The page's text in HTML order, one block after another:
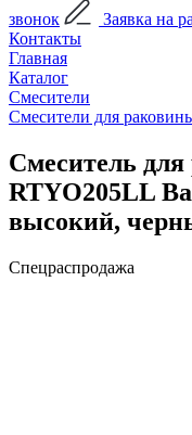
звонок
Заявка на
Контакты
Главная
Каталог
Смесители
Смесители для
Смеситель
RTYO205LL
высокий,
Спецраспродажа